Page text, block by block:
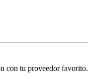
con tu proveedor favorito.